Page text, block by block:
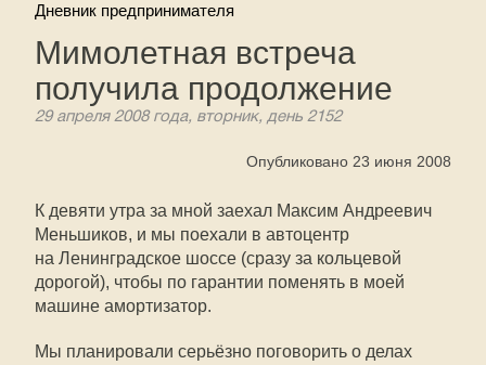
Дневник предпринимателя
Мимолетная встреча
получила продолжение
29 апреля 2008 года, вторник, день 2152
Опубликовано 23 июня 2008
К девяти утра за мной заехал Максим Андреевич
Меньшиков, и мы поехали в автоцентр
на Ленинградское шоссе (сразу за кольцевой
дорогой), чтобы по гарантии поменять в моей
машине амортизатор.
Мы планировали серьёзно поговорить о делах